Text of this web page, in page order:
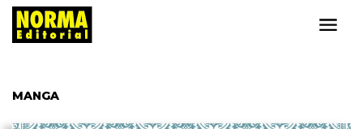
MANGA